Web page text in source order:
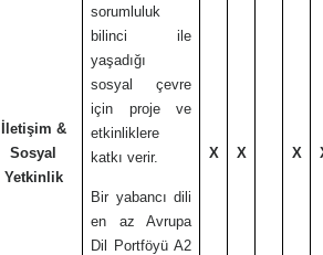
İletişim &
Sosyal
Yetkinlik
sorumluluk
bilinci ile
yaşadığı
sosyal çevre
için proje ve
etkinliklere
katkı verir.
Bir yabancı dili
en az Avrupa
Dil Portföyü A2
X X X